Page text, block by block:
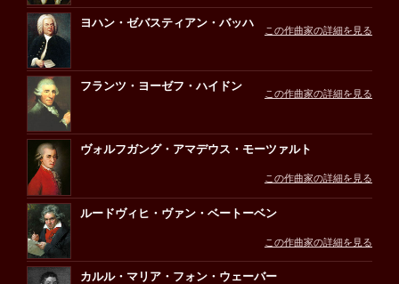
ヨハン・ゼバスティアン・バッハ
この作曲家の詳細を見る
フランツ・ヨーゼフ・ハイドン
この作曲家の詳細を見る
ヴォルフガング・アマデウス・モーツァルト
この作曲家の詳細を見る
ルードヴィヒ・ヴァン・ベートーベン
この作曲家の詳細を見る
カルル・マリア・フォン・ウェーバー